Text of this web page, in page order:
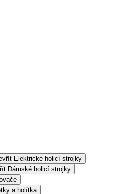
Elektrické holicí strojky
Dámské holicí strojky
a holítka